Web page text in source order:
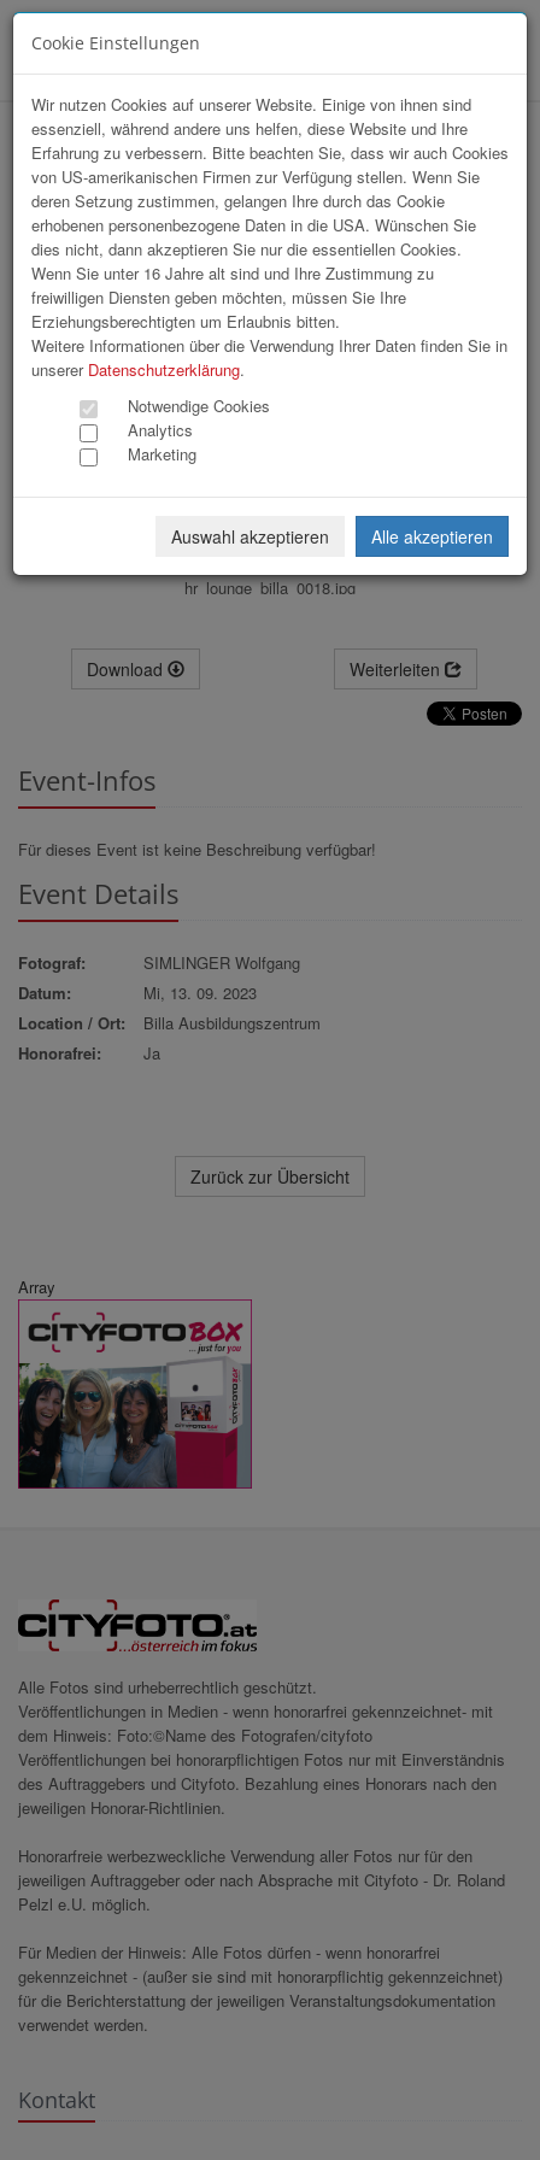
hr-lounge Ost zu Gast bei Billa AG
hr_lounge_billa_0018.jpg
Download Weiterleiten
Event-Infos
Für dieses Event ist keine Beschreibung verfügbar!
Event Details
Fotograf:
SIMLINGER Wolfgang
Datum:
Mi, 13. 09. 2023
Location / Ort:
Billa Ausbildungszentrum
Honorafrei:
Ja
Zurück zur Übersicht
Array
Alle Fotos sind urheberrechtlich geschützt.
Veröffentlichungen in Medien - wenn honorarfrei gekennzeichnet- mit
dem Hinweis: Foto:©Name des Fotografen/cityfoto
Veröffentlichungen bei honorarpflichtigen Fotos nur mit Einverständnis
des Auftraggebers und Cityfoto. Bezahlung eines Honorars nach den
jeweiligen Honorar-Richtlinien.
Honorarfreie werbezweckliche Verwendung aller Fotos nur für den
jeweiligen Auftraggeber oder nach Absprache mit Cityfoto - Dr. Roland
Pelzl e.U. möglich.
Für Medien der Hinweis: Alle Fotos dürfen - wenn honorarfrei
gekennzeichnet - (außer sie sind mit honorarpflichtig gekennzeichnet)
für die Berichterstattung der jeweiligen Veranstaltungsdokumentation
verwendet werden.
Kontakt
Cookie Einstellungen
Wir nutzen Cookies auf unserer Website. Einige von ihnen sind
essenziell, während andere uns helfen, diese Website und Ihre
Erfahrung zu verbessern. Bitte beachten Sie, dass wir auch Cookies
von US-amerikanischen Firmen zur Verfügung stellen. Wenn Sie
deren Setzung zustimmen, gelangen Ihre durch das Cookie
erhobenen personenbezogene Daten in die USA. Wünschen Sie
dies nicht, dann akzeptieren Sie nur die essentiellen Cookies.
Wenn Sie unter 16 Jahre alt sind und Ihre Zustimmung zu
freiwilligen Diensten geben möchten, müssen Sie Ihre
Erziehungsberechtigten um Erlaubnis bitten.
Weitere Informationen über die Verwendung Ihrer Daten finden Sie in
unserer Datenschutzerklärung.
Notwendige Cookies
Analytics
Marketing
Auswahl akzeptieren Alle akzeptieren